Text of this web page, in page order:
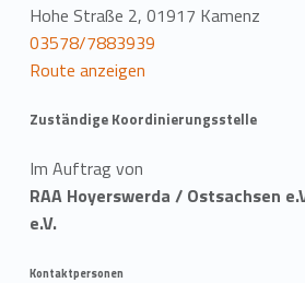
Hohe Straße 2, 01917 Kamenz
03578/7883939
Route anzeigen
Zuständige Koordinierungsstelle
Im Auftrag von
RAA Hoyerswerda / Ostsachsen
e.V.
Kontaktpersonen